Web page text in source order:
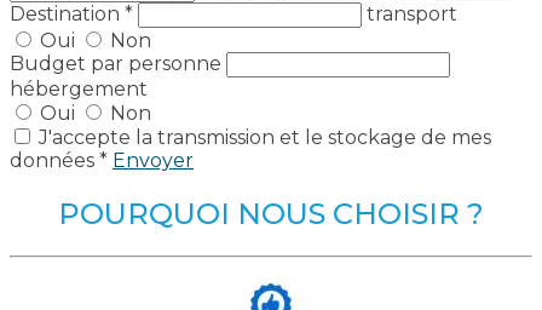
Destination *
transport
Oui
Non
Budget par personne
hébergement
Oui
Non
J'accepte la transmission et le stockage de mes
données * Envoyer
POURQUOI NOUS CHOISIR ?